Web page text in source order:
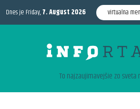
Dnes je Friday,7. August 2026
To najzaujimavejšie zo sveta